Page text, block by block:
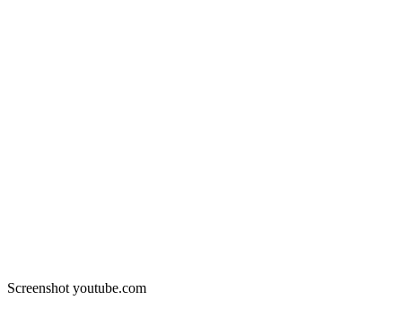
Screenshot youtube.com